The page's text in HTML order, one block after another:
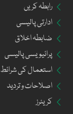
رابطہ کریں
ادارتی پالیسی
ضابطہ اخلاق
پرائیویسی پالیسی
استعمال کی شرائط
اصلاحات و تردید
کریئرز